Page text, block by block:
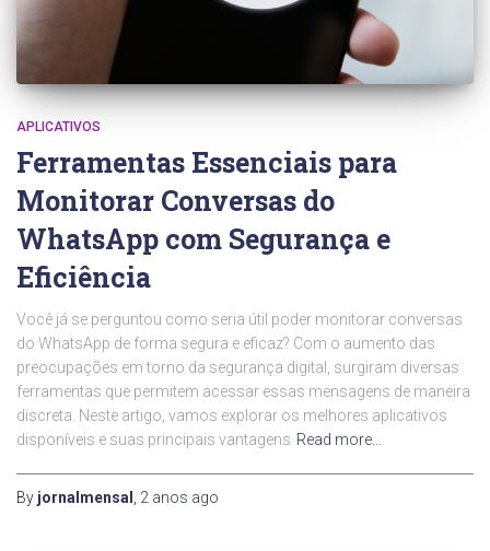
APLICATIVOS
Ferramentas Essenciais para
Monitorar Conversas do
WhatsApp com Segurança e
Eficiência
Você já se perguntou como seria útil poder monitorar conversas
do WhatsApp de forma segura e eficaz? Com o aumento das
preocupações em torno da segurança digital, surgiram diversas
ferramentas que permitem acessar essas mensagens de maneira
discreta. Neste artigo, vamos explorar os melhores aplicativos
disponíveis e suas principais vantagens Read more…
By jornalmensal 2 anos ago